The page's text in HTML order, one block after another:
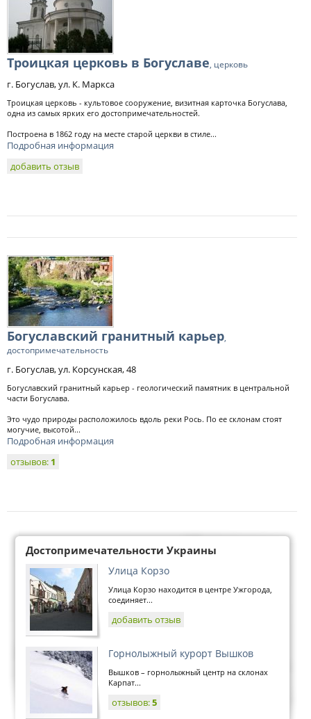
Троицкая церковь в Богуславе, церковь
г. Богуслав, ул. К. Маркса
Троицкая церковь - культовое сооружение, визитная карточка Богуслава,
одна из самых ярких его достопримечательностей.
Построена в 1862 году на месте старой церкви в стиле...
Подробная информация
добавить отзыв
Богуславский гранитный карьер,
достопримечательность
г. Богуслав, ул. Корсунская, 48
Богуславский гранитный карьер - геологический памятник в центральной
части Богуслава.
Это чудо природы расположилось вдоль реки Рось. По ее склонам стоят
могучие, высотой...
Подробная информация
отзывов: 1
Достопримечательности Украины
Улица Корзо
Улица Корзо находится в центре Ужгорода,
соединяет...
добавить отзыв
Горнолыжный курорт Вышков
Вышков – горнолыжный центр на склонах
Карпат...
отзывов:5